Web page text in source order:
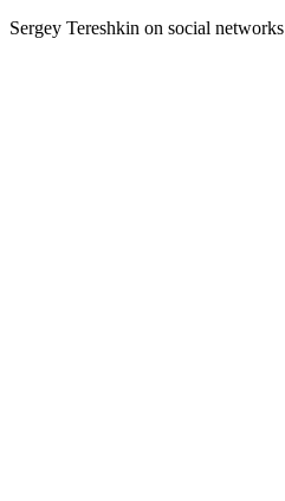
Sergey Tereshkin on social networks